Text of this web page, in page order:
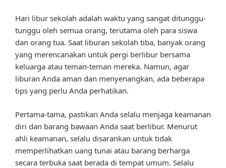
Hari libur sekolah adalah waktu yang sangat ditunggu-
tunggu oleh semua orang, terutama oleh para siswa
dan orang tua. Saat liburan sekolah tiba, banyak orang
yang merencanakan untuk pergi berlibur bersama
keluarga atau teman-teman mereka. Namun, agar
liburan Anda aman dan menyenangkan, ada beberapa
tips yang perlu Anda perhatikan.
Pertama-tama, pastikan Anda selalu menjaga keamanan
diri dan barang bawaan Anda saat berlibur. Menurut
ahli keamanan, selalu disarankan untuk tidak
memperlihatkan uang tunai atau barang berharga
secara terbuka saat berada di tempat umum. Selalu